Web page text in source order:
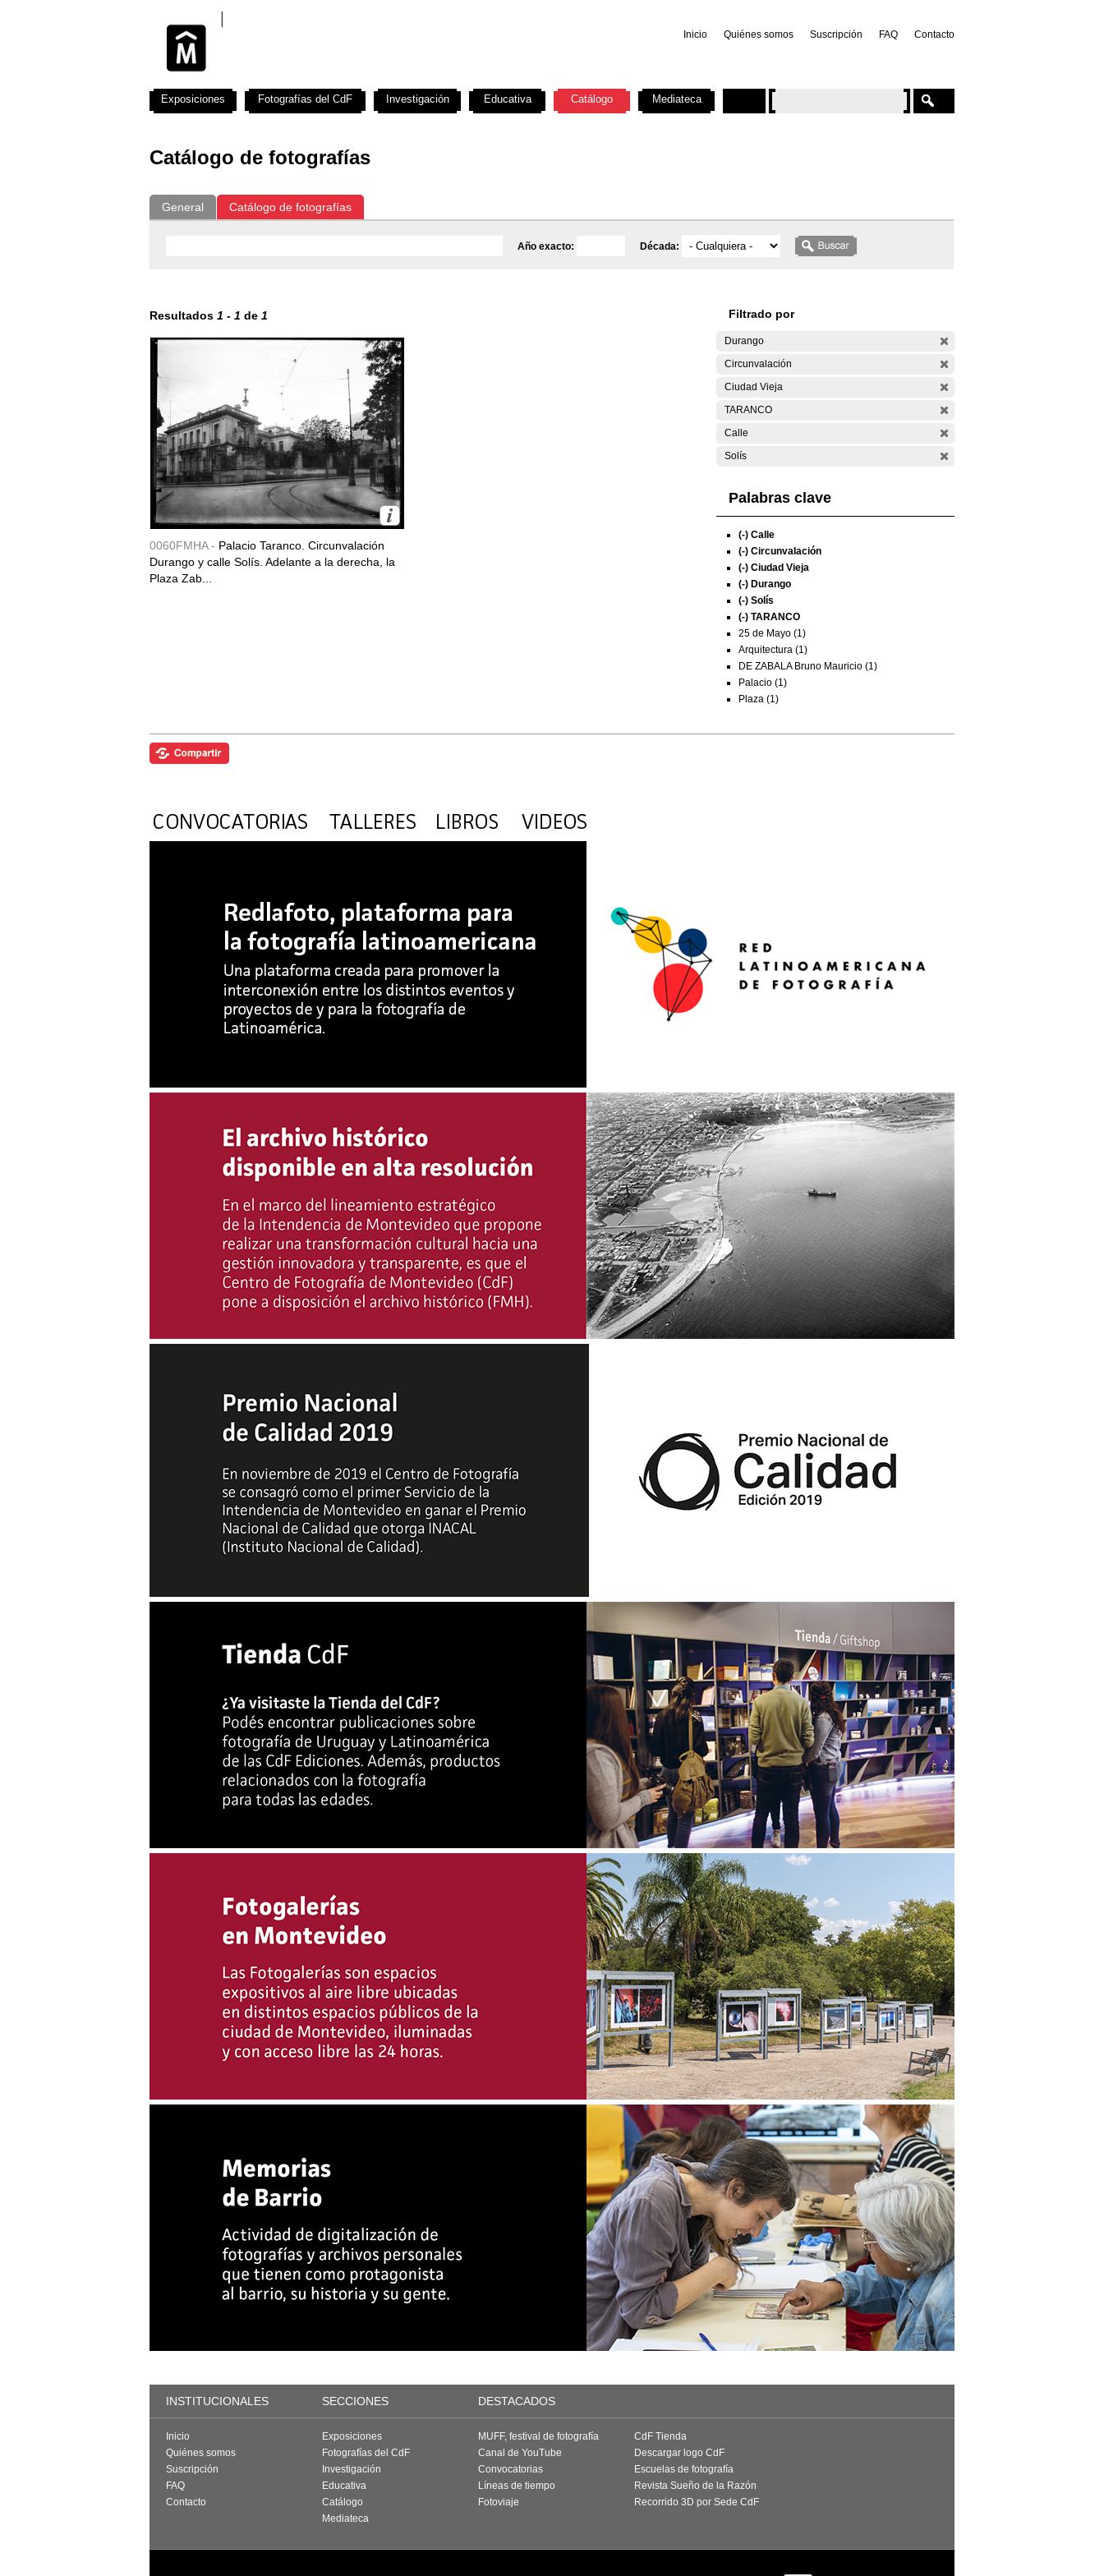
Inicio Quiénes somos Suscripción FAQ Contacto
Catálogo de fotografías
General Catálogo de fotografías
Año exacto: Década:
Resultados 1 - 1 de 1
0060FMHA - Palacio Taranco. Circunvalación
Durango y calle Solís. Adelante a la derecha, la
Plaza Zab...
Filtrado por
Durango
Circunvalación
Ciudad Vieja
TARANCO
Calle
Solís
Palabras clave
(-) Calle
(-) Circunvalación
(-) Ciudad Vieja
(-) Durango
(-) Solís
(-) TARANCO
25 de Mayo (1)
Arquitectura (1)
DE ZABALA Bruno Mauricio (1)
Palacio (1)
Plaza (1)
Exposiciones Fotografías del CdF Investigación Educativa Catálogo Mediateca
INSTITUCIONALES SECCIONES DESTACADOS
Inicio
Quiénes somos
Suscripción
FAQ
Contacto
Exposiciones
Fotografías del CdF
Investigación
Educativa
Catálogo
Mediateca
MUFF, festival de fotografía
Canal de YouTube
Convocatorias
Líneas de tiempo
Fotoviaje
CdF Tienda
Descargar logo CdF
Escuelas de fotografía
Revista Sueño de la Razón
Recorrido 3D por Sede CdF